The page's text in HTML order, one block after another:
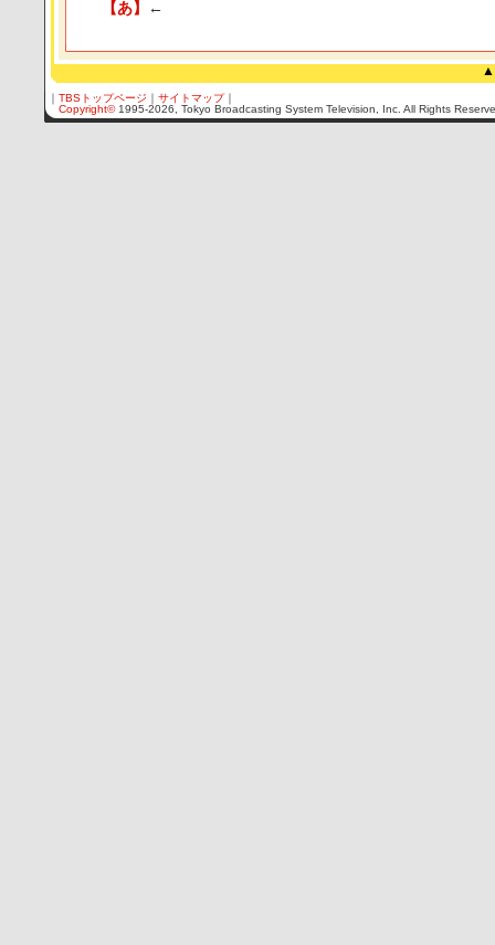
【あ】 ←
▲
｜ TBSトップページ ｜ サイトマップ｜
Copyright© 1995-2026, Tokyo Broadcasting System Television, Inc. All Rights